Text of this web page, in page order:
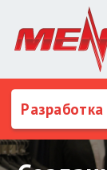
Разработка